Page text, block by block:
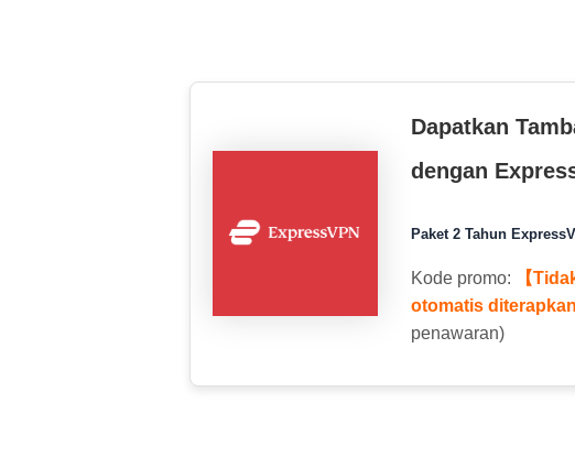
Dapatkan
dengan
Paket 2 Tahun
Kode promo:
【
otomatis diterapkan
penawaran)